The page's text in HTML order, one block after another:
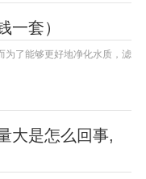
一套）
为了能够更好地净化水质，滤
大是怎么回事,